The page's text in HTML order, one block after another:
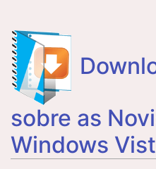
sobre as
Windows